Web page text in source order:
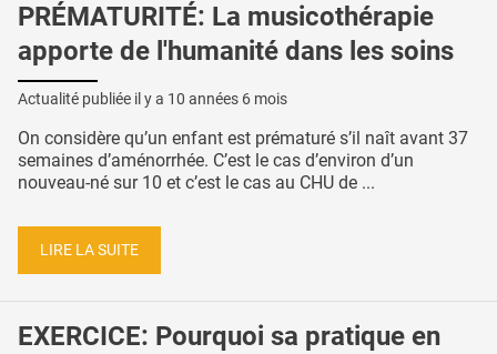
PRÉMATURITÉ: La musicothérapie
apporte de l'humanité dans les soins
Actualité publiée il y a 10 années 6 mois
On considère qu’un enfant est prématuré s’il naît avant 37
semaines d’aménorrhée. C’est le cas d’environ d’un
nouveau-né sur 10 et c’est le cas au CHU de ...
LIRE LA SUITE
EXERCICE: Pourquoi sa pratique en